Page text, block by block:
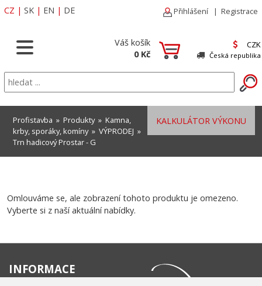
CZ | SK | EN | DE Přihlášení | Registrace
Váš košík
0 Kč
CZK
Česká republika
KALKULÁTOR VÝKONU
Profistavba » Produkty» Kamna,
krby, sporáky, komíny» VÝPRODEJ »
Trn hadicový Prostar - G
Omlouváme se, ale zobrazení tohoto produktu je omezeno.
Vyberte si z naší aktuální nabídky.
INFORMACE